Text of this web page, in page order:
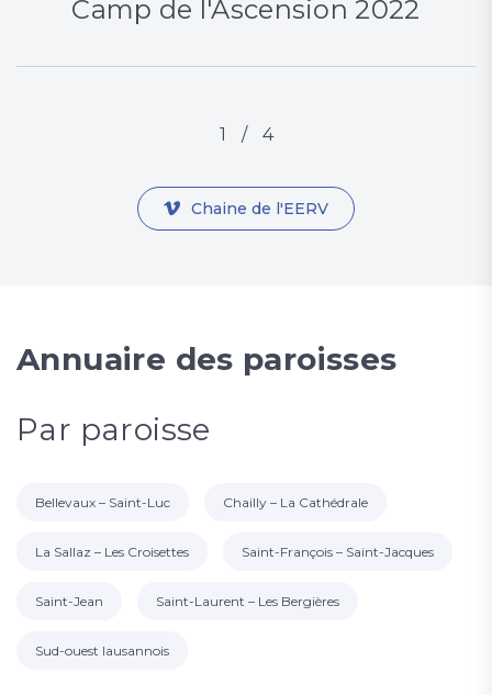
Camp de l'Ascension 2022
1 / 4
Chaine de l'EERV
Annuaire des paroisses
Par paroisse
Bellevaux – Saint-Luc Chailly – La Cathédrale
La Sallaz – Les Croisettes Saint-François – Saint-Jacques
Saint-Jean Saint-Laurent – Les Bergières
Sud-ouest lausannois